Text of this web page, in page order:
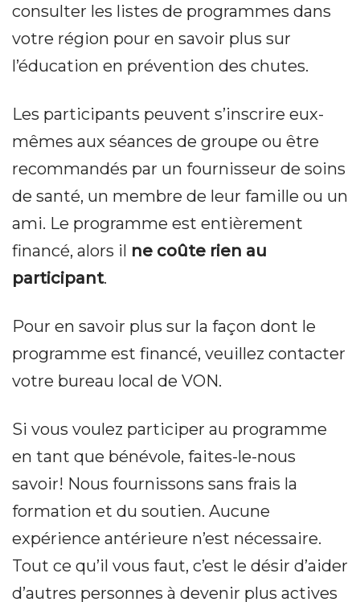
consulter les listes de programmes dans
votre région pour en savoir plus sur
l’éducation en prévention des chutes.
Les participants peuvent s’inscrire eux-
mêmes aux séances de groupe ou être
recommandés par un fournisseur de soins
de santé, un membre de leur famille ou un
ami. Le programme est entièrement
financé, alors il ne coûte rien au
participant.
Pour en savoir plus sur la façon dont le
programme est financé, veuillez contacter
votre bureau local de VON.
Si vous voulez participer au programme
en tant que bénévole, faites-le-nous
savoir! Nous fournissons sans frais la
formation et du soutien. Aucune
expérience antérieure n’est nécessaire.
Tout ce qu’il vous faut, c’est le désir d’aider
d’autres personnes à devenir plus actives